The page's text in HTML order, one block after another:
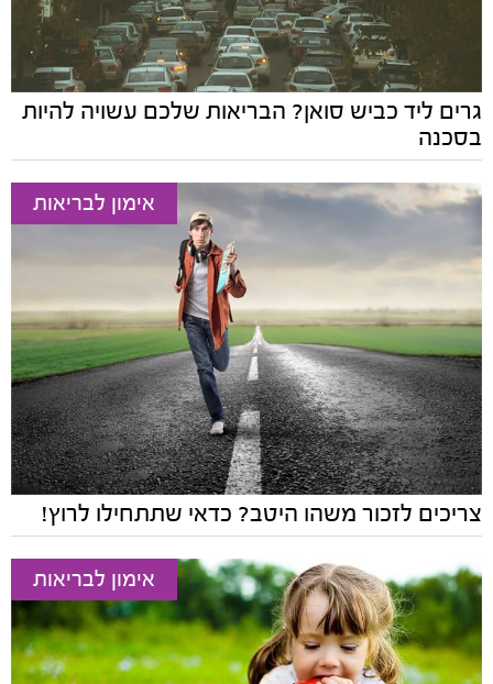
גרים ליד כביש סואן? הבריאות שלכם עשויה להיות
בסכנה
אימון לבריאות
צריכים לזכור משהו היטב? כדאי שתתחילו לרוץ!
אימון לבריאות